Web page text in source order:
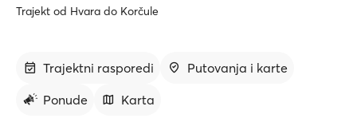
Trajekt od Hvara do Korčule
Trajektni rasporedi
Putovanja i karte
Ponude
Karta